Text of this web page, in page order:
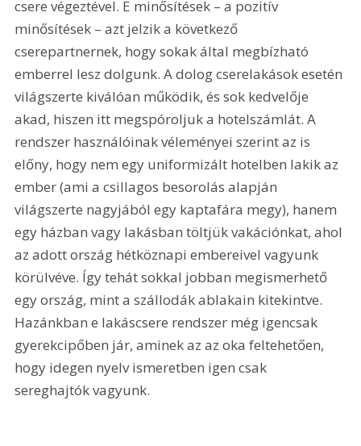
csere végeztével. E minősítések – a pozitív
minősítések – azt jelzik a következő
cserepartnernek, hogy sokak által megbízható
emberrel lesz dolgunk. A dolog cserelakások esetén
világszerte kiválóan működik, és sok kedvelője
akad, hiszen itt megspóroljuk a hotelszámlát. A
rendszer használóinak véleményei szerint az is
előny, hogy nem egy uniformizált hotelben lakik az
ember (ami a csillagos besorolás alapján
világszerte nagyjából egy kaptafára megy), hanem
egy házban vagy lakásban töltjük vakációnkat, ahol
az adott ország hétköznapi embereivel vagyunk
körülvéve. Így tehát sokkal jobban megismerhető
egy ország, mint a szállodák ablakain kitekintve.
Hazánkban e lakáscsere rendszer még igencsak
gyerekcipőben jár, aminek az az oka feltehetően,
hogy idegen nyelv ismeretben igen csak
sereghajtók vagyunk.